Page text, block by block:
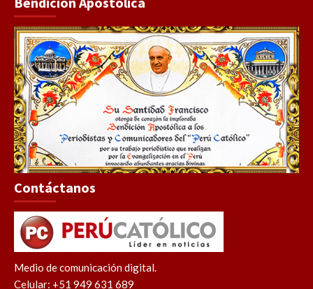
Contáctanos
Medio de comunicación digital.
Celular: +51 949 631 689